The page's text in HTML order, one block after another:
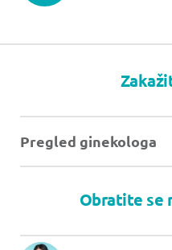
Pregled ginekologa
Obratite se